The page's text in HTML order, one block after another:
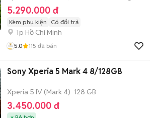
5.290.000 đ
Kèm phụ kiện Có đổi trả
Tp Hồ Chí Minh
5.0 115 đã bán
Sony Xperia 5 Mark 4 8/128GB
Xperia 5 IV (Mark 4) 128 GB
3.450.000 đ